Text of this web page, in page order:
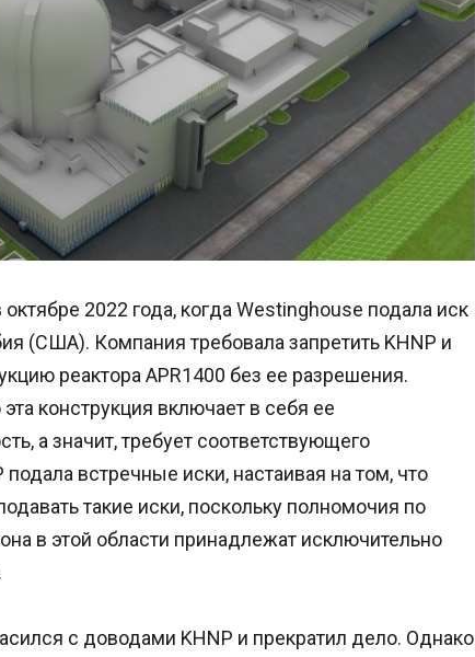
2022 года, когда Westinghouse подала иск
(США). Компания требовала запретить KHNP и
реактора APR1400 без ее разрешения.
конструкция включает в себя ее
а значит, требует соответствующего
встречные иски, настаивая на том, что
такие иски, поскольку полномочия по
в этой области принадлежат исключительно
с доводами KHNP и прекратил дело. Однако